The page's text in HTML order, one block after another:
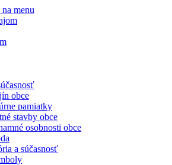
menu
obce
pamiatky
stavby obce
osobnosti obce
a súčasnosť